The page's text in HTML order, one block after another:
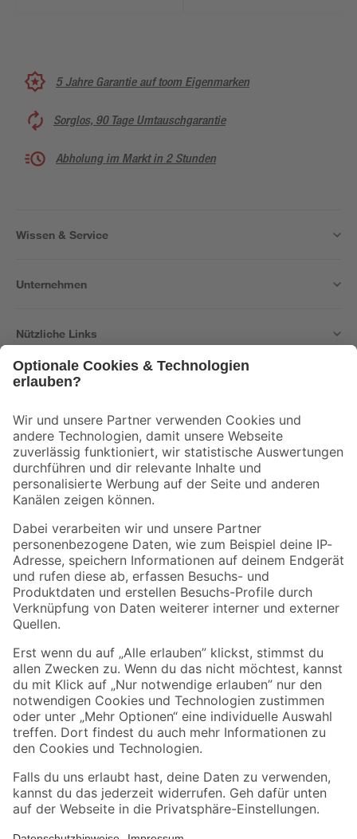
5 Jahre Garantie auf toom Eigenmarken
Sorglos, 90 Tage Umtauschgarantie
Abholung im Markt in 2 Stunden
Wissen & Service
Unternehmen
Nützliche Links
Der toom Newsletter: Keine Angebote und Aktionen mehr verpassen!
Zur Newsletter Anmeldung
Folge uns
Zahlungsarten Versandarten
Sicher einkaufen
Jetzt die toom-App herunterladen
Alle Preisangaben in EUR inkl. gesetzl. MwSt.. Die dargestellten Angebote sind unter
Umständen nicht in allen Märkten verfügbar. Die angegebenen Verfügbarkeiten beziehen
Produkte nur solange der Vorrat reicht.